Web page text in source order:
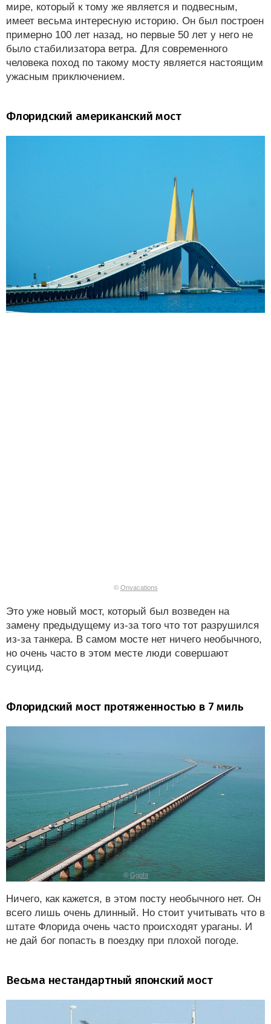
мире, который к тому же является и подвесным,
имеет весьма интересную историю. Он был построен
примерно 100 лет назад, но первые 50 лет у него не
было стабилизатора ветра. Для современного
человека поход по такому мосту является настоящим
ужасным приключением.
Флоридский американский мост
© Onvacations
Это уже новый мост, который был возведен на
замену предыдущему из-за того что тот разрушился
из-за танкера. В самом мосте нет ничего необычного,
но очень часто в этом месте люди совершают
суицид.
Флоридский мост протяженностью в 7 миль
© Ggpht
Ничего, как кажется, в этом посту необычного нет. Он
всего лишь очень длинный. Но стоит учитывать что в
штате Флорида очень часто происходят ураганы. И
не дай бог попасть в поездку при плохой погоде.
Весьма нестандартный японский мост